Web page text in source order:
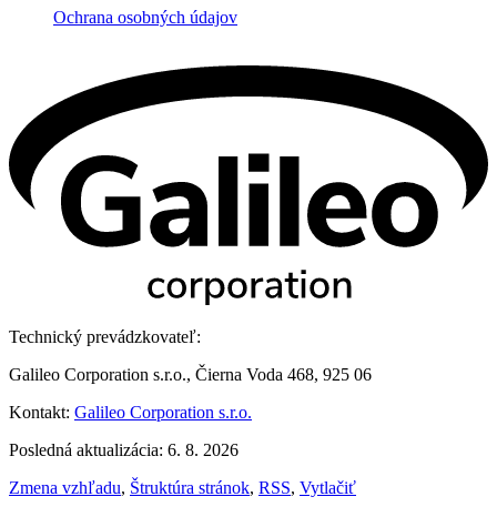
Ochrana osobných údajov
Technický prevádzkovateľ:
Galileo Corporation s.r.o., Čierna Voda 468, 925 06
Kontakt: Galileo Corporation s.r.o.
Posledná aktualizácia: 6. 8. 2026
Zmena vzhľadu, Štruktúra stránok, RSS, Vytlačiť